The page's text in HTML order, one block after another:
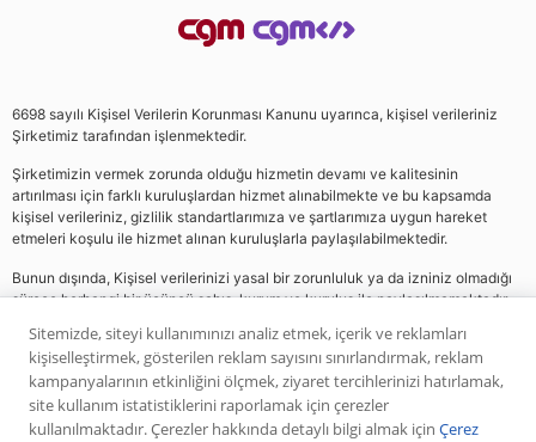
6698 sayılı Kişisel Verilerin Korunması Kanunu uyarınca, kişisel verileriniz
Şirketimiz tarafından işlenmektedir.
Şirketimizin vermek zorunda olduğu hizmetin devamı ve kalitesinin
artırılması için farklı kuruluşlardan hizmet alınabilmekte ve bu kapsamda
kişisel verileriniz, gizlilik standartlarımıza ve şartlarımıza uygun hareket
etmeleri koşulu ile hizmet alınan kuruluşlarla paylaşılabilmektedir.
Bunun dışında, Kişisel verilerinizi yasal bir zorunluluk ya da izniniz olmadığı
sürece herhangi bir üçüncü şahıs, kurum ve kuruluş ile paylaşılmamaktadır.
Web sitemizde yer alan analiz, yorum ve tavsiyeler yatırım danışmanlığı
kapsamında değildir. Bu tavsiyeler genel nitelikte olup, özel olarak sizin mali
durumunuz ile risk ve getiri tercihlerinize uygun olarak hazırlanmamıştır. Bu
Sitemizde, siteyi kullanımınızı analiz etmek, içerik ve reklamları
kişiselleştirmek, gösterilen reklam sayısını sınırlandırmak, reklam
kampanyalarının etkinliğini ölçmek, ziyaret tercihlerinizi hatırlamak,
site kullanım istatistiklerini raporlamak için çerezler
kullanılmaktadır. Çerezler hakkında detaylı bilgi almak için Çerez